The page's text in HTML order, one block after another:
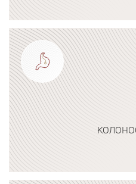
Подробнее о программе